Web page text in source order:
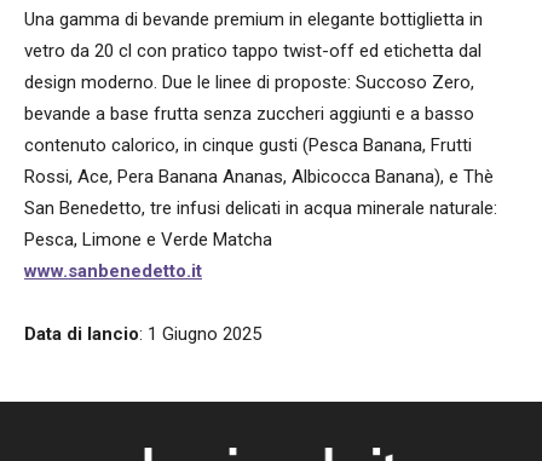
Una gamma di bevande premium in elegante bottiglietta in
vetro da 20 cl con pratico tappo twist-off ed etichetta dal
design moderno. Due le linee di proposte: Succoso Zero,
bevande a base frutta senza zuccheri aggiunti e a basso
contenuto calorico, in cinque gusti (Pesca Banana, Frutti
Rossi, Ace, Pera Banana Ananas, Albicocca Banana), e Thè
San Benedetto, tre infusi delicati in acqua minerale naturale:
Pesca, Limone e Verde Matcha
www.sanbenedetto.it
Data di lancio: 1 Giugno 2025